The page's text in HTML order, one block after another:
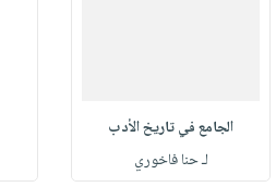
الجامع في تاريخ الأدب
لـ حنا فاخوري